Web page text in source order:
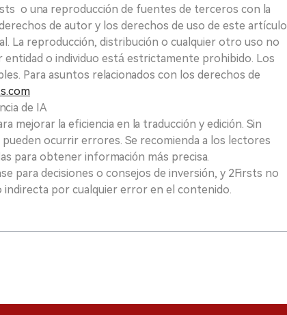
o una reproducción de fuentes de terceros con la
de autor y los derechos de uso de este artículo
La reproducción, distribución o cualquier otro uso no
o individuo está estrictamente prohibido. Los
Para asuntos relacionados con los derechos de
de IA
mejorar la eficiencia en la traducción y edición. Sin
ocurrir errores. Se recomienda a los lectores
para obtener información más precisa.
para decisiones o consejos de inversión, y 2Firsts no
indirecta por cualquier error en el contenido.